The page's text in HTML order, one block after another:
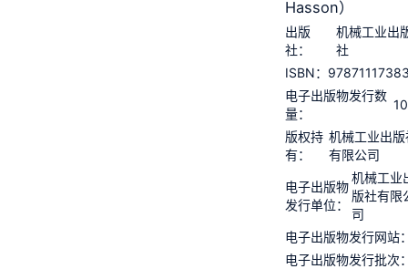
Hasson）
出版
社：
机械工业出
社
ISBN：
电子出版物发行数
量：
版权持
有：
机械工业出版
有限公司
电子出版物
发行单位：
机械工业
版社有限
司
电子出版物发行网站
电子出版物发行批次